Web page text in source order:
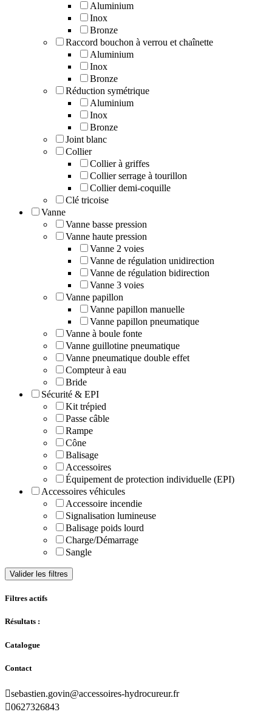
Aluminium
Inox
Bronze
Raccord bouchon à verrou et chaînette
Aluminium
Inox
Bronze
Réduction symétrique
Aluminium
Inox
Bronze
Joint blanc
Collier
Collier à griffes
Collier serrage à tourillon
Collier demi-coquille
Clé tricoise
Vanne
Vanne basse pression
Vanne haute pression
Vanne 2 voies
Vanne de régulation unidirection
Vanne de régulation bidirection
Vanne 3 voies
Vanne papillon
Vanne papillon manuelle
Vanne papillon pneumatique
Vanne à boule fonte
Vanne guillotine pneumatique
Vanne pneumatique double effet
Compteur à eau
Bride
Sécurité & EPI
Kit trépied
Passe câble
Rampe
Cône
Balisage
Accessoires
Équipement de protection individuelle (EPI)
Accessoires véhicules
Accessoire incendie
Signalisation lumineuse
Balisage poids lourd
Charge/Démarrage
Sangle
Valider les filtres
Filtres actifs
Résultats :
Catalogue
Contact
sebastien.govin@accessoires-hydrocureur.fr
0627326843